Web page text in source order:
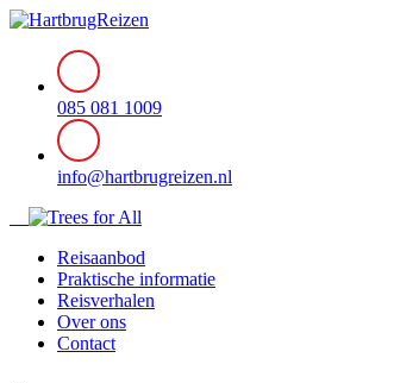
085 081 1009
info@hartbrugreizen.nl
Reisaanbod
Praktische informatie
Reisverhalen
Over ons
Contact